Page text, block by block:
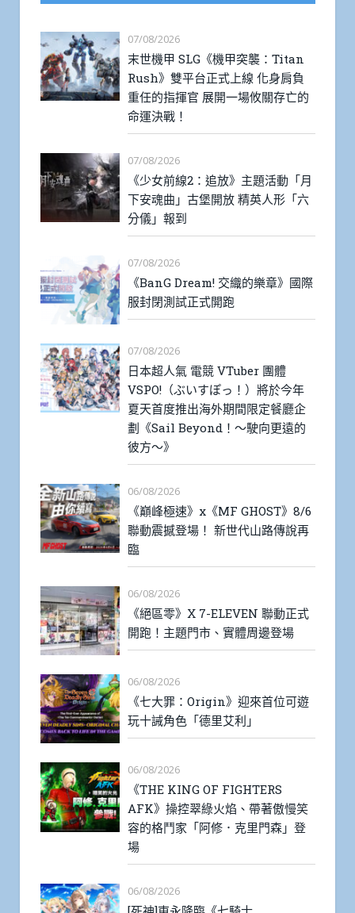
07/08/2026
末世機甲 SLG《機甲突襲：Titan
Rush》雙平台正式上線 化身肩負
重任的指揮官 展開一場攸關存亡的
命運決戰！
07/08/2026
《少女前線2：追放》主題活動「月
下安魂曲」古堡開放 精英人形「六
分儀」報到
07/08/2026
《BanG Dream! 交織的樂章》國際
服封閉測試正式開跑
07/08/2026
日本超人氣 電競 VTuber 團體
VSPO!（ぶいすぽっ！）將於今年
夏天首度推出海外期間限定餐廳企
劃《Sail Beyond！～駛向更遠的
彼方～》
06/08/2026
《巔峰極速》x《MF GHOST》8/6
聯動震撼登場！ 新世代山路傳說再
臨
06/08/2026
《絕區零》X 7-ELEVEN 聯動正式
開跑！主題門市、實體周邊登場
06/08/2026
《七大罪：Origin》迎來首位可遊
玩十誡角色「德里艾利」
06/08/2026
《THE KING OF FIGHTERS
AFK》操控翠綠火焰、帶著傲慢笑
容的格鬥家「阿修．克里門森」登
場
06/08/2026